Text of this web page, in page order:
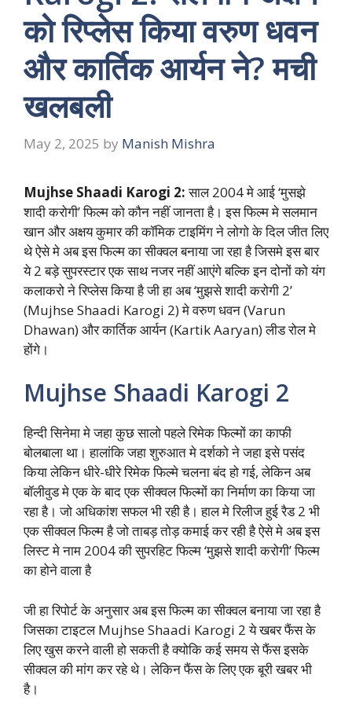
को रिप्लेस किया वरुण धवन
और कार्तिक आर्यन ने? मची
खलबली
May 2, 2025 by Manish Mishra
Mujhse Shaadi Karogi 2:साल 2004 मे आई ‘मुसझे
शादी करोगी’ फिल्म को कौन नहीं जानता है। इस फिल्म मे सलमान
खान और अक्षय कुमार की कॉमिक टाइमिंग ने लोगो के दिल जीत लिए
थे ऐसे मे अब इस फिल्म का सीक्वल बनाया जा रहा है जिसमे इस बार
ये 2 बड़े सुपरस्टार एक साथ नजर नहीं आएंगे बल्कि इन दोनों को यंग
कलाकरो ने रिप्लेस किया है जी हा अब ‘मुझसे शादी करोगी 2’
(Mujhse Shaadi Karogi 2) मे वरुण धवन (Varun
Dhawan) और कार्तिक आर्यन (Kartik Aaryan) लीड रोल मे
होंगे।
Mujhse Shaadi Karogi 2
हिन्दी सिनेमा मे जहा कुछ सालो पहले रिमेक फिल्मों का काफी
बोलबाला था। हालांकि जहा शुरुआत मे दर्शको ने जहा इसे पसंद
किया लेकिन धीरे-धीरे रिमेक फिल्मे चलना बंद हो गई, लेकिन अब
बॉलीवुड मे एक के बाद एक सीक्वल फिल्मों का निर्माण का किया जा
रहा है। जो अधिकांश सफल भी रही है। हाल मे रिलीज हुई रैड 2 भी
एक सीक्वल फिल्म है जो ताबड़ तोड़ कमाई कर रही है ऐसे मे अब इस
लिस्ट मे नाम 2004 की सुपरहिट फिल्म ‘मुझसे शादी करोगी’ फिल्म
का होने वाला है
जी हा रिपोर्ट के अनुसार अब इस फिल्म का सीक्वल बनाया जा रहा है
जिसका टाइटल Mujhse Shaadi Karogi 2 ये खबर फैंस के
लिए खुस करने वाली हो सकती है क्योकि कई समय से फैंस इसके
सीक्वल की मांग कर रहे थे। लेकिन फैंस के लिए एक बूरी खबर भी
है।